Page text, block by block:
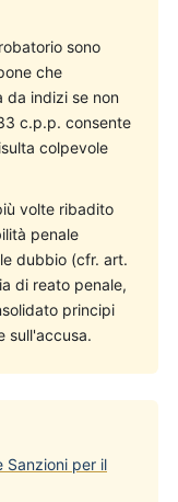
sono
che
da indizi se non
c.p.p. consente
colpevole
volte ribadito
penale
dubbio (cfr. art.
di reato penale,
principi
sull'accusa.
Sanzioni per il